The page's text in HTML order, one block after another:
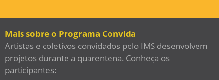
Mais sobre o Programa Convida
Artistas e coletivos convidados pelo IMS desenvolvem
projetos durante a quarentena. Conheça os
participantes: